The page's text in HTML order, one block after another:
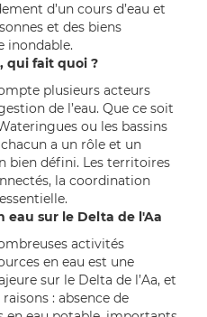
d’un cours d’eau et
et des biens
inondable.
qui fait quoi ?
plusieurs acteurs
de l’eau. Que ce soit
ou les bassins
a un rôle et un
bien défini. Les territoires
la coordination
eau sur le Delta de l'Aa
activités
en eau est une
sur le Delta de l’Aa, et
: absence de